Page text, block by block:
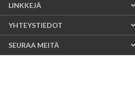
LINKKEJÄ
YHTEYSTIEDOT
SEURAA MEITÄ